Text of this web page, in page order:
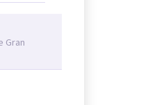
Gran